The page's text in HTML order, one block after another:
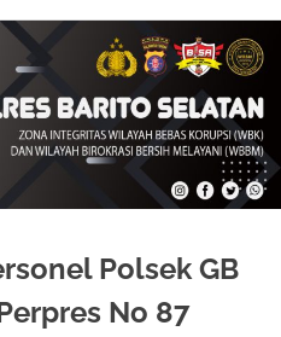
Polsek GB
No 87